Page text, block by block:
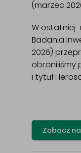
(marzec
W ostatniej
Badania
2026)
obroniliśmy
i tytuł
Zobacz